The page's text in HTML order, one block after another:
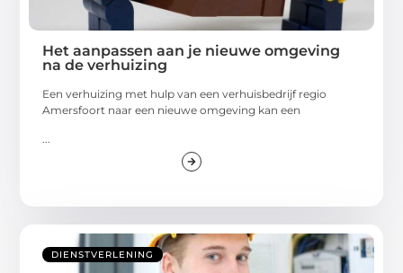
Het aanpassen aan je nieuwe omgeving
na de verhuizing
Een verhuizing met hulp van een verhuisbedrijf regio
Amersfoort naar een nieuwe omgeving kan een
...
DIENSTVERLENING